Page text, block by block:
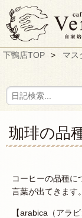
下鴨店TOP マス
珈琲の品
コーヒーの品種に
言葉が出てきます。
【arabica（アラ